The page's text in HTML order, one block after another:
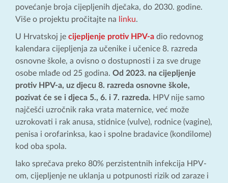
povećanje broja cijepljenih dječaka, do 2030. godine.
Više o projektu pročitajte na
linku.
U Hrvatskoj je cijepljenje protiv HPV-a dio redovnog
kalendara cijepljenja za učenike i učenice 8. razreda
osnovne škole, a ovisno o dostupnosti i za sve druge
osobe mlađe od 25 godina. Od 2023. na cijepljenje
protiv HPV-a, uz djecu 8. razreda osnovne škole,
pozivat će se i djeca 5., 6. i 7. razreda. HPV nije samo
najčešći uzročnik raka vrata maternice, već može
uzrokovati i rak anusa, stidnice (vulve), rodnice (vagine),
penisa i orofarinksa, kao i spolne bradavice (kondilome)
kod oba spola.
Iako sprečava preko 80% perzistentnih infekcija HPV-
om, cijepljenje ne uklanja u potpunosti rizik od zaraze i